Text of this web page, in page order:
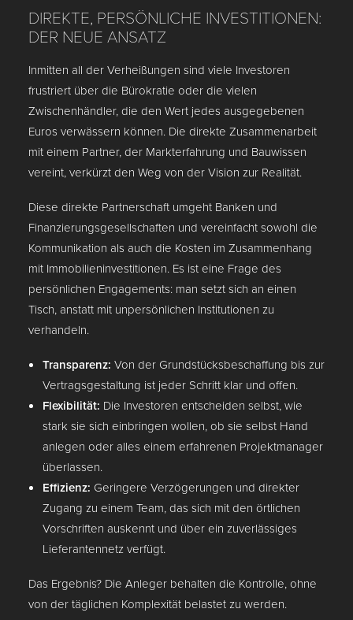
DIREKTE, PERSÖNLICHE INVESTITIONEN:
DER NEUE ANSATZ
Inmitten all der Verheißungen sind viele Investoren
frustriert über die Bürokratie oder die vielen
Zwischenhändler, die den Wert jedes ausgegebenen
Euros verwässern können. Die direkte Zusammenarbeit
mit einem Partner, der Markterfahrung und Bauwissen
vereint, verkürzt den Weg von der Vision zur Realität.
Diese direkte Partnerschaft umgeht Banken und
Finanzierungsgesellschaften und vereinfacht sowohl die
Kommunikation als auch die Kosten im Zusammenhang
mit Immobilieninvestitionen. Es ist eine Frage des
persönlichen Engagements: man setzt sich an einen
Tisch, anstatt mit unpersönlichen Institutionen zu
verhandeln.
Transparenz: Von der Grundstücksbeschaffung bis zur
Vertragsgestaltung ist jeder Schritt klar und offen.
Flexibilität: Die Investoren entscheiden selbst, wie
stark sie sich einbringen wollen, ob sie selbst Hand
anlegen oder alles einem erfahrenen Projektmanager
überlassen.
Effizienz: Geringere Verzögerungen und direkter
Zugang zu einem Team, das sich mit den örtlichen
Vorschriften auskennt und über ein zuverlässiges
Lieferantennetz verfügt.
Das Ergebnis? Die Anleger behalten die Kontrolle, ohne
von der täglichen Komplexität belastet zu werden.